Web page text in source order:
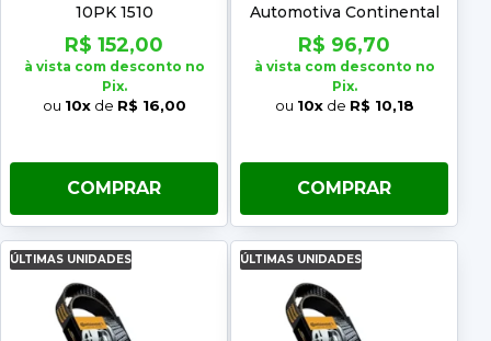
10PK 1510
R$ 152,00
à vista com desconto no
Pix.
ou 10xde R$ 16,00
COMPRAR
Automotiva Continental
10PK 1110
R$ 96,70
à vista com desconto no
Pix.
ou 10xde R$ 10,18
COMPRAR
ÚLTIMAS UNIDADES ÚLTIMAS UNIDADES